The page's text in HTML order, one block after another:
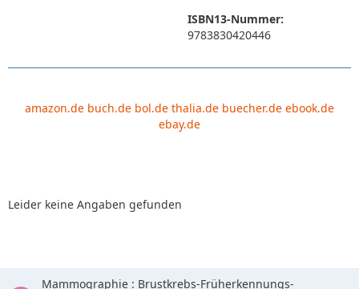
ISBN13-Nummer:
9783830420446
amazon.de buch.de bol.de thalia.de buecher.de ebook.de
ebay.de
Leider keine Angaben gefunden
Mammographie : Brustkrebs-Früherkennungs-